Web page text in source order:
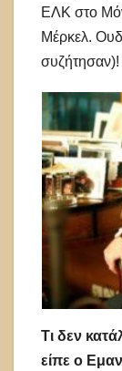
ΕΛΚ στο
Μέρκελ.
συζήτησαν)!
Τι δεν
είπε ο